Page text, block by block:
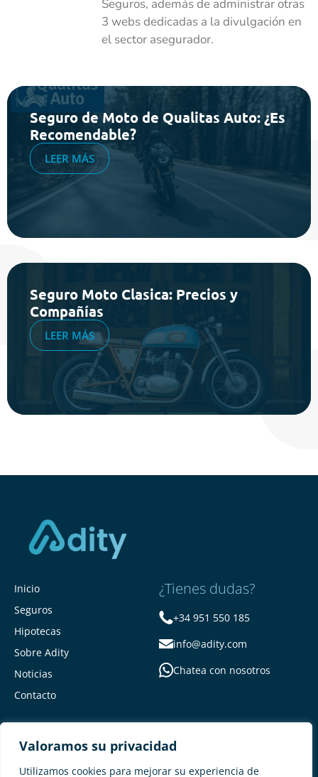
Valoramos su privacidad
Utilizamos cookies para mejorar su experiencia de
Seguros, además de administrar otras
3 webs dedicadas a la divulgación en
el sector asegurador.
Seguro de Moto de Qualitas Auto: ¿Es
Recomendable?
LEER MÁS
Seguro Moto Clasica: Precios y
Compañías
LEER MÁS
Inicio
Seguros
Hipotecas
Sobre Adity
Noticias
Contacto
¿Tienes dudas?
+34 951 550 185
info@adity.com
Chatea con nosotros